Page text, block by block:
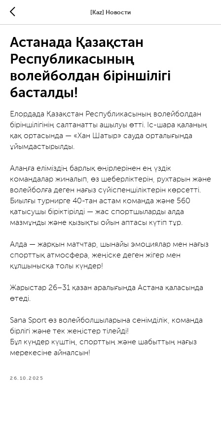
[Kaz] Новости
Астанада Қазақстан
Республикасының
волейболдан біріншілігі
басталды!
Елордада Қазақстан Республикасының волейболдан
біріншілігінің салтанатты ашылуы өтті. Іс-шара қаланың
қақ ортасында — «Хан Шатыр» сауда орталығында
ұйымдастырылды.
Алаңға еліміздің барлық өңірлерінен ең үздік
командалар жиналып, өз шеберліктерін, рухтарын және
волейболға деген нағыз сүйіспеншіліктерін көрсетті.
Биылғы турнирге 40-тан астам команда және 560
қатысушы біріктірілді — жас спортшыларды алда
мазмұнды және қызықты ойын аптасы күтіп тұр.
Алда — жарқын матчтар, шынайы эмоциялар мен нағыз
спорттық атмосфера, жеңіске деген жігер мен
құлшынысқа толы күндер!
Жарыстар 26–31 қазан аралығында Астана қаласында
өтеді.
Sana Sport өз волейболшыларына сенімділік, команда
бірлігі және тек жеңістер тілейді!
Бұл күндер күштің, спорттың және шабыттың нағыз
мерекесіне айналсын!
26.10.2025